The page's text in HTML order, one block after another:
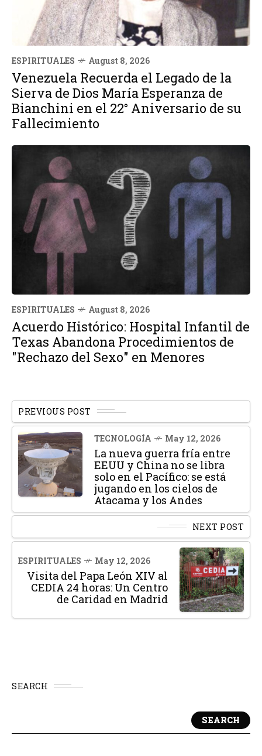
ESPIRITUALES August 8, 2026
Venezuela Recuerda el Legado de la
Sierva de Dios María Esperanza de
Bianchini en el 22° Aniversario de su
Fallecimiento
ESPIRITUALES August 8, 2026
Acuerdo Histórico: Hospital Infantil de
Texas Abandona Procedimientos de
"Rechazo del Sexo" en Menores
PREVIOUS POST
TECNOLOGÍA May 12, 2026
La nueva guerra fría entre
EEUU y China no se libra
solo en el Pacífico: se está
jugando en los cielos de
Atacama y los Andes
NEXT POST
ESPIRITUALES May 12, 2026
Visita del Papa León XIV al
CEDIA 24 horas: Un Centro
de Caridad en Madrid
SEARCH
SEARCH